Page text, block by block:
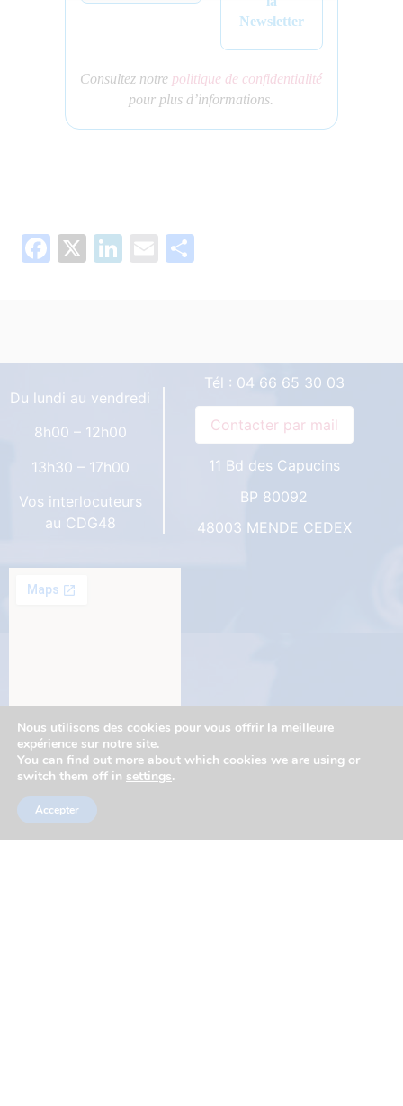
Consultez notre politique de confidentialité
pour plus d’informations.
Facebook
X LinkedIn
Email
Du lundi au vendredi
8h00 – 12h00
13h30 – 17h00
Vos interlocuteurs
au CDG48
Tél : 04 66 65 30 03
11 Bd des Capucins
BP 80092
48003 MENDE CEDEX
Actualités
Nous utilisons des cookies pour vous offrir la meilleure
expérience sur notre site.
You can find out more about which cookies we are using or
switch them off in settings.
Accepter